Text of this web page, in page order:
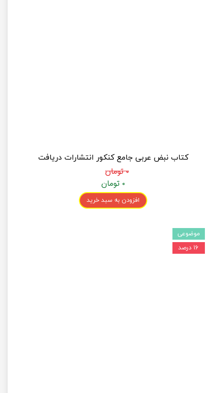
کتاب نبض عربی جامع کنکور انتشارات دریافت
۰ تومان
۰ تومان
افزودن به سبد خرید
موضوعی
۱۶ درصد